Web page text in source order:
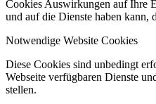
Cookies Auswirkungen auf Ihre
und auf die Dienste haben kann,
Notwendige Website Cookies
Diese Cookies sind unbedingt
Webseite verfügbaren Dienste
stellen.